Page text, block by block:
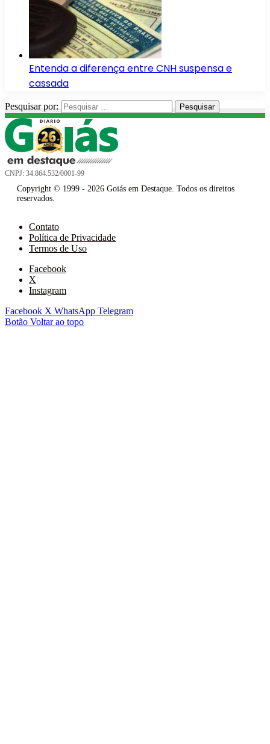
Entenda a diferença entre CNH suspensa e
cassada
Pesquisar por:
CNPJ: 34.864.532/0001-99
Copyright © 1999 - 2026 Goiás em Destaque. Todos os direitos
reservados.
Contato
Política de Privacidade
Termos de Uso
Facebook
X
Instagram
Facebook X WhatsApp Telegram
Botão Voltar ao topo